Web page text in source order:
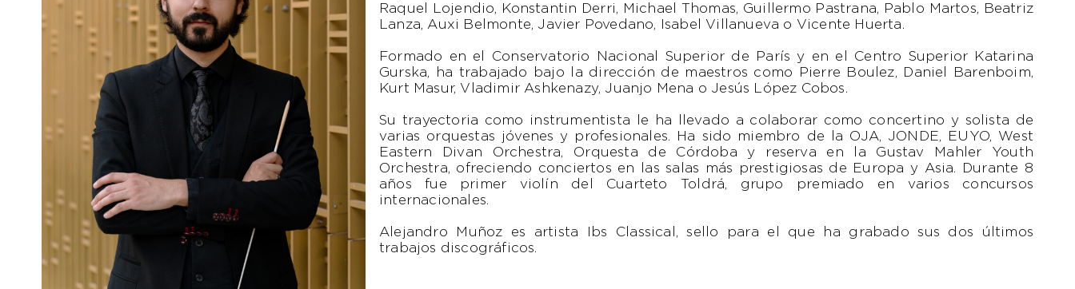
Raquel Lojendio, Konstantin Derri, Michael Thomas, Guillermo Pastrana, Pablo Martos, Beatriz
Lanza, Auxi Belmonte, Javier Povedano, Isabel Villanueva o Vicente Huerta.
Formado en el Conservatorio Nacional Superior de París y en el Centro Superior Katarina
Gurska, ha trabajado bajo la dirección de maestros como Pierre Boulez, Daniel Barenboim,
Kurt Masur, Vladimir Ashkenazy, Juanjo Mena o Jesús López Cobos.
Su trayectoria como instrumentista le ha llevado a colaborar como concertino y solista de
varias orquestas jóvenes y profesionales. Ha sido miembro de la OJA, JONDE, EUYO, West
Eastern Divan Orchestra, Orquesta de Córdoba y reserva en la Gustav Mahler Youth
Orchestra, ofreciendo conciertos en las salas más prestigiosas de Europa y Asia. Durante 8
años fue primer violín del Cuarteto Toldrá, grupo premiado en varios concursos
internacionales.
Alejandro Muñoz es artista Ibs Classical, sello para el que ha grabado sus dos últimos
trabajos discográficos.